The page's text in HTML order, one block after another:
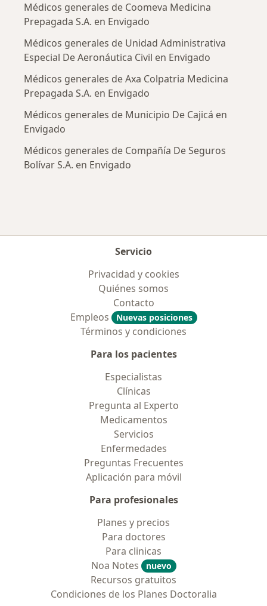
Médicos generales de Coomeva Medicina
Prepagada S.A. en Envigado
Médicos generales de Unidad Administrativa
Especial De Aeronáutica Civil en Envigado
Médicos generales de Axa Colpatria Medicina
Prepagada S.A. en Envigado
Médicos generales de Municipio De Cajicá en
Envigado
Médicos generales de Compañía De Seguros
Bolívar S.A. en Envigado
Servicio
Privacidad y cookies
Quiénes somos
Contacto
Empleos
Nuevas posiciones
Términos y condiciones
Para los pacientes
Especialistas
Clínicas
Pregunta al Experto
Medicamentos
Servicios
Enfermedades
Preguntas Frecuentes
Aplicación para móvil
Para profesionales
Planes y precios
Para doctores
Para clinicas
Noa Notes
nuevo
Recursos gratuitos
Condiciones de los Planes Doctoralia